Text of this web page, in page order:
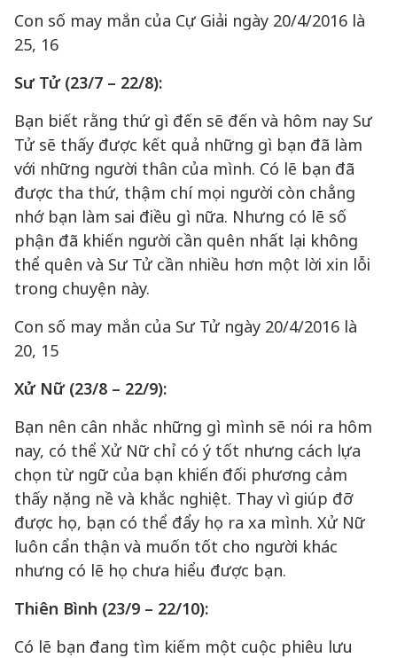
Con số may mắn của Cự Giải ngày 20/4/2016 là
25, 16
Sư Tử (23/7 – 22/8):
Bạn biết rằng thứ gì đến sẽ đến và hôm nay Sư
Tử sẽ thấy được kết quả những gì bạn đã làm
với những người thân của mình. Có lẽ bạn đã
được tha thứ, thậm chí mọi người còn chẳng
nhớ bạn làm sai điều gì nữa. Nhưng có lẽ số
phận đã khiến người cần quên nhất lại không
thể quên và Sư Tử cần nhiều hơn một lời xin lỗi
trong chuyện này.
Con số may mắn của Sư Tử ngày 20/4/2016 là
20, 15
Xử Nữ (23/8 – 22/9):
Bạn nên cân nhắc những gì mình sẽ nói ra hôm
nay, có thể Xử Nữ chỉ có ý tốt nhưng cách lựa
chọn từ ngữ của bạn khiến đối phương cảm
thấy nặng nề và khắc nghiệt. Thay vì giúp đỡ
được họ, bạn có thể đẩy họ ra xa mình. Xử Nữ
luôn cẩn thận và muốn tốt cho người khác
nhưng có lẽ họ chưa hiểu được bạn.
Thiên Bình (23/9 – 22/10):
Có lẽ bạn đang tìm kiếm một cuộc phiêu lưu